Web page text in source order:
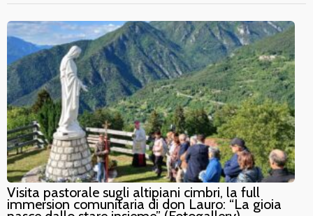
Visita pastorale sugli altipiani cimbri, la full
immersion comunitaria di don Lauro: “La gioia